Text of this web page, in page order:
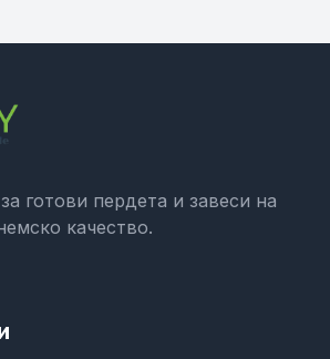
готови пердета и завеси на
качество.